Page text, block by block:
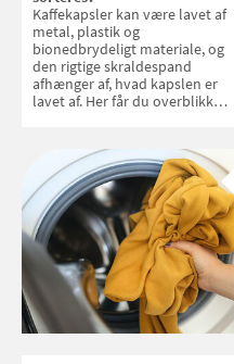
Kaffekapsler kan være lavet af
metal, plastik og
bionedbrydeligt materiale, og
den rigtige skraldespand
afhænger af, hvad kapslen er
lavet af. Her får du overblikket